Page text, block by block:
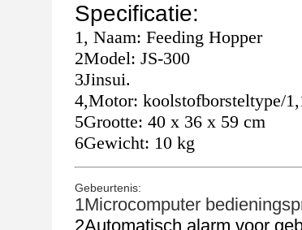
Specificatie:
1, Naam: Feeding Hopper
2Model: JS-300
3Jinsui.
4,Motor: koolstofborsteltype/
5Grootte: 40 x 36 x 59 cm
6Gewicht: 10 kg
Gebeurtenis:
1Microcomputer
2Automatisch alarm voor